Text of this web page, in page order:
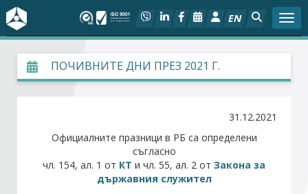
EN
За БСК
На фокус
Социален диалог
ПОЧИВНИТЕ ДНИ ПРЕЗ 2021 Г.
31.12.2021
Официалните празници в РБ са определени
съгласно
чл. 154, ал. 1 от КТ и чл. 55, ал. 2 от Закона за
държавния служител